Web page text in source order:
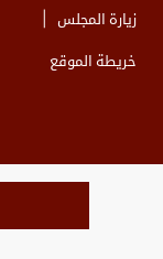
زيارة المجلس
خريطة الموقع